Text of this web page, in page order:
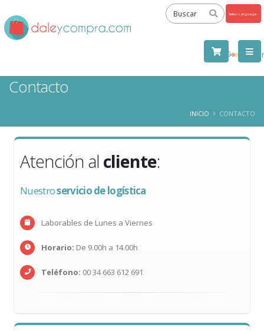
by
Contacto
INICIO CONTACTO
Atención al cliente:
Nuestroservicio de logística
Laborables de Lunes a Viernes
Horario: De 9.00h a 14.00h
Teléfono: 00 34 663 612 691